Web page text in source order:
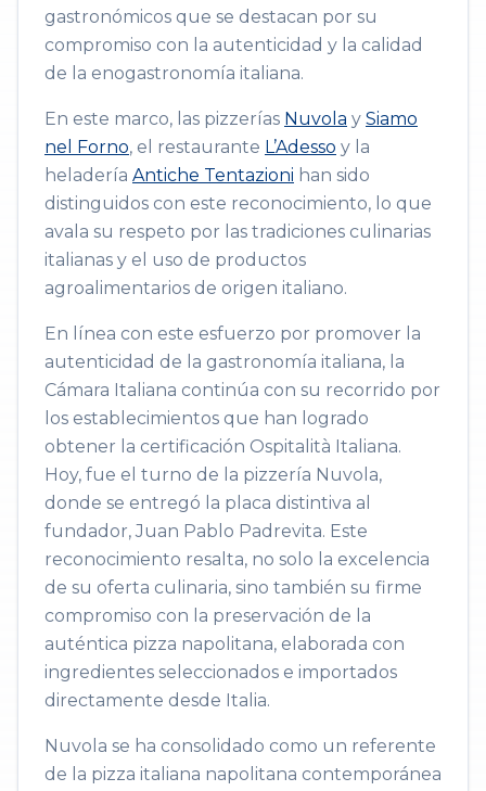
gastronómicos que se destacan por su
compromiso con la autenticidad y la calidad
de la enogastronomía italiana.
En este marco, las pizzerías Nuvola y Siamo
nel Forno, el restaurante L’Adesso y la
heladería Antiche Tentazioni han sido
distinguidos con este reconocimiento, lo que
avala su respeto por las tradiciones culinarias
italianas y el uso de productos
agroalimentarios de origen italiano.
En línea con este esfuerzo por promover la
autenticidad de la gastronomía italiana, la
Cámara Italiana continúa con su recorrido por
los establecimientos que han logrado
obtener la certificación Ospitalità Italiana.
Hoy, fue el turno de la pizzería Nuvola,
donde se entregó la placa distintiva al
fundador, Juan Pablo Padrevita. Este
reconocimiento resalta, no solo la excelencia
de su oferta culinaria, sino también su firme
compromiso con la preservación de la
auténtica pizza napolitana, elaborada con
ingredientes seleccionados e importados
directamente desde Italia.
Nuvola se ha consolidado como un referente
de la pizza italiana napolitana contemporánea